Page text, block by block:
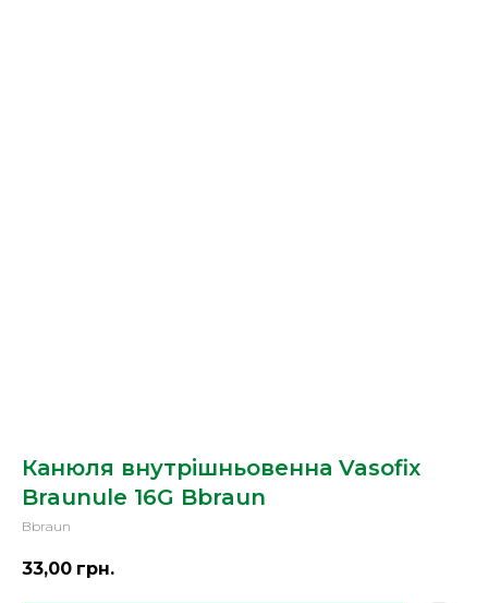
Канюля внутрішньовенна Vasofix
Braunule 16G Bbraun
Bbraun
33,00 грн.